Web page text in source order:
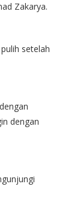
Zakarya.
setelah
dengan